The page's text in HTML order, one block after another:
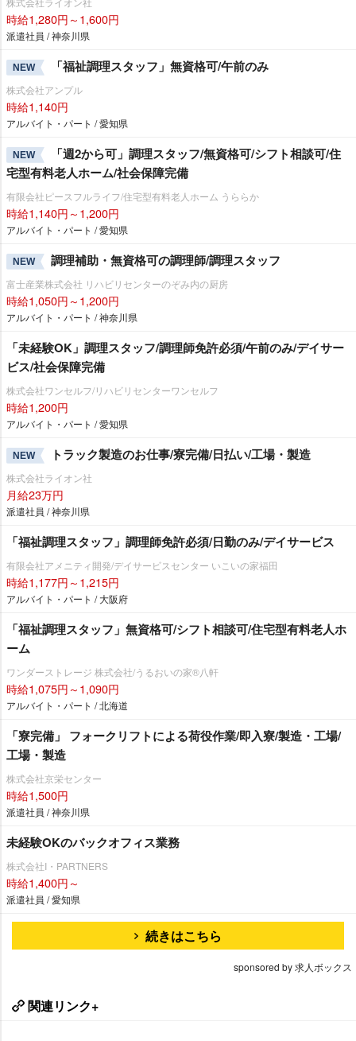
時給1,280円～1,600円
派遣社員 / 神奈川県
NEW 「福祉調理スタッフ」無資格可/午前のみ
株式会社アンプル
時給1,140円
アルバイト・パート / 愛知県
NEW
「週2から可」調理スタッフ/無資格可/シフト相談可/住
宅型有料老人ホーム/社会保障完備
有限会社ピースフルライフ/住宅型有料老人ホーム うららか
時給1,140円～1,200円
アルバイト・パート / 愛知県
NEW 調理補助・無資格可の調理師/調理スタッフ
富士産業株式会社 リハビリセンターのぞみ内の厨房
時給1,050円～1,200円
アルバイト・パート / 神奈川県
「未経験OK」調理スタッフ/調理師免許必須/午前のみ/デイサー
ビス/社会保障完備
株式会社ワンセルフ/リハビリセンターワンセルフ
時給1,200円
アルバイト・パート / 愛知県
NEW トラック製造のお仕事/寮完備/日払い/工場・製造
株式会社ライオン社
月給23万円
派遣社員 / 神奈川県
「福祉調理スタッフ」調理師免許必須/日勤のみ/デイサービス
有限会社アメニティ開発/デイサービスセンター いこいの家福田
時給1,177円～1,215円
アルバイト・パート / 大阪府
「福祉調理スタッフ」無資格可/シフト相談可/住宅型有料老人ホ
ーム
ワンダーストレージ 株式会社/うるおいの家®八軒
時給1,075円～1,090円
アルバイト・パート / 北海道
「寮完備」 フォークリフトによる荷役作業/即入寮/製造・工場/
工場・製造
株式会社京栄センター
時給1,500円
派遣社員 / 神奈川県
未経験OKのバックオフィス業務
株式会社I・PARTNERS
時給1,400円～
派遣社員 / 愛知県
続きはこちら
sponsored by 求人ボックス
関連リンク+